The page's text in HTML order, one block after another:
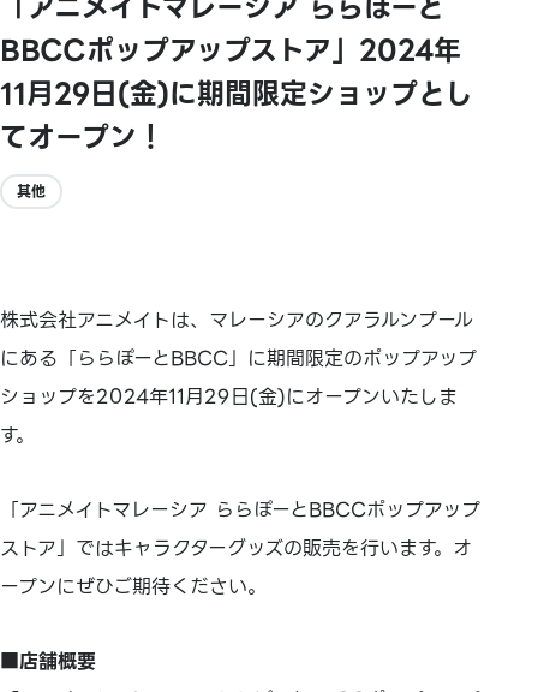
BBCCポップアップストア」2024年
11月29日(金)に期間限定ショップとし
てオープン！
其他
株式会社アニメイトは、マレーシアのクアラルンプール
にある「ららぽーとBBCC」に期間限定のポップアップ
ショップを2024年11月29日(金)にオープンいたしま
す。
「アニメイトマレーシア ららぽーとBBCCポップアップ
ストア」ではキャラクターグッズの販売を行います。オ
ープンにぜひご期待ください。
■店舗概要